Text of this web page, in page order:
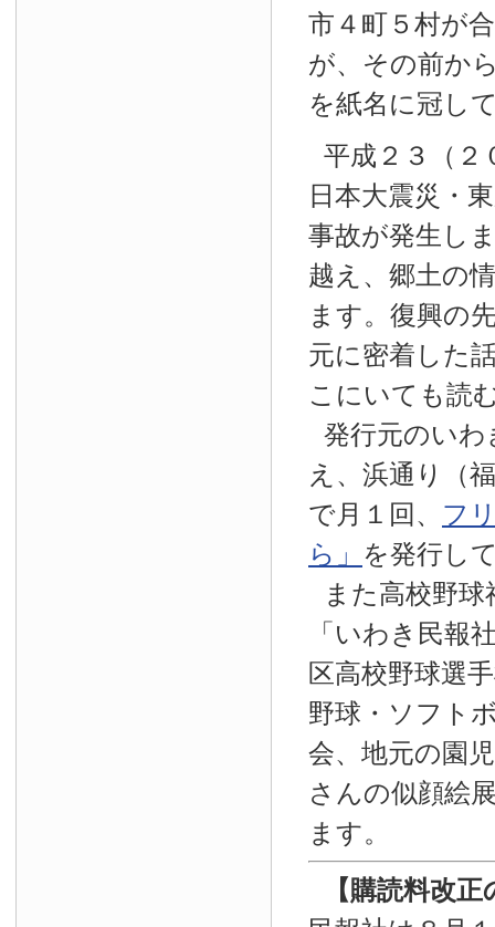
市４町５村が
が、その前か
を紙名に冠し
平成２３（２
日本大震災・
事故が発生し
越え、郷土の
ます。復興の
元に密着した
こにいても読
発行元のいわ
え、浜通り（
で月１回、 フ
ら」 を発行し
また高校野
「いわき民報
区高校野球選
野球・ソフト
会、地元の園
さんの似顔絵
ます。
【購読料改正